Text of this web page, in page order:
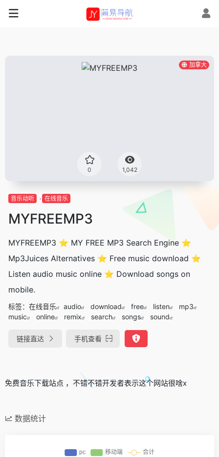
加拿大
0 1,042
音乐动听 在线音乐
MYFREEMP3
MYFREEMP3 ⭐ MY FREE MP3 Search Engine ⭐
Mp3Juices Alternatives ⭐ Free music download ⭐
Listen audio music online ⭐ Download songs on
mobile.
标签： 在线音乐 audio download free listen
mp3
music
online remix search songs sound
链接直达 手机查看
免费音乐下载站点 ，不错不错开发者表示这个网站很啥x
数据统计